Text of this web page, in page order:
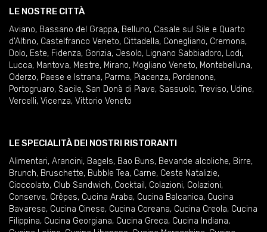
LE NOSTRE CITTÀ
Aviano, Bassano del Grappa, Belluno, Casale sul Sile e Quarto
d'Altino, Castelfranco Veneto, Cittadella, Conegliano, Cremona,
Dolo, Este, Fidenza, Gorizia, Jesolo, Lignano Sabbiadoro, Lodi,
Lucca, Mantova, Mestre, Mirano, Mogliano Veneto, Montebelluna,
Oderzo, Paese e Istrana, Parma, Piacenza, Pordenone,
Portogruaro, Sacile, San Donà di Piave, Sassuolo, Treviso, Udine,
Vercelli, Vicenza, Vittorio Veneto
LE SPECIALITÀ DEI NOSTRI RISTORANTI
Alimentari, Arancini, Bagels, Bao Buns, Bevande alcoliche, Birre,
Brunch, Bruschette, Bubble Tea, Carne, Ceste Natalizie,
Cioccolato, Club Sandwich, Cocktail , Colazioni, Colazioni,
Conserve, Crêpes, Cucina Araba, Cucina Balcanica, Cucina
Bavarese, Cucina Cinese, Cucina Coreana, Cucina Creola, Cucina
Filippina, Cucina Georgiana, Cucina Greca, Cucina Indiana,